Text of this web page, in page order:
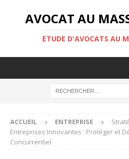
AVOCAT AU
ETUDE D'AVOCATS AU
ACCUEIL ENTREPRISE
Entreprises Innovantes : Protéger et
Concurrentiel